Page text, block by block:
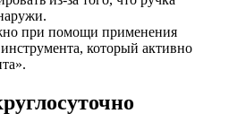
при помощи применения
который активно